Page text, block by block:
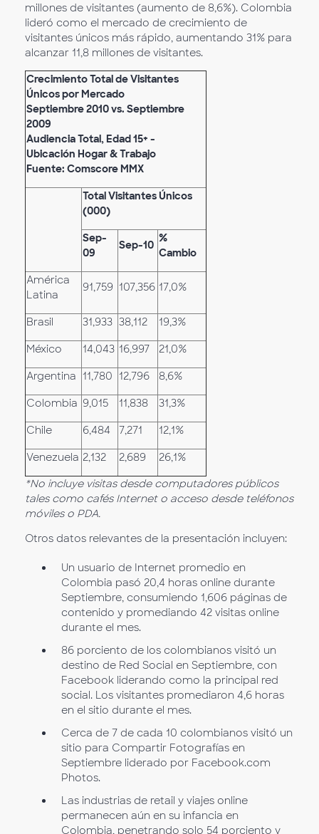
millones de visitantes (aumento de 8,6%). Colombia
lideró como el mercado de crecimiento de
visitantes únicos más rápido, aumentando 31% para
alcanzar 11,8 millones de visitantes.
Crecimiento Total de Visitantes
Únicos por Mercado
Septiembre 2010 vs. Septiembre
2009
Audiencia Total, Edad 15+ -
Ubicación Hogar & Trabajo
Fuente: Comscore MMX
Total Visitantes Únicos
(000)
Sep-
09
Sep-10
%
Cambio
América
Latina
91,759 107,356 17,0%
Brasil 31,933 38,112 19,3%
México 14,043 16,997 21,0%
Argentina 11,780 12,796 8,6%
Colombia 9,015 11,838 31,3%
Chile 6,484 7,271 12,1%
Venezuela 2,132 2,689 26,1%
*No incluye visitas desde computadores públicos
tales como cafés Internet o acceso desde teléfonos
móviles o PDA.
Otros datos relevantes de la presentación incluyen:
Un usuario de Internet promedio en
Colombia pasó 20,4 horas online durante
Septiembre, consumiendo 1,606 páginas de
contenido y promediando 42 visitas online
durante el mes.
86 porciento de los colombianos visitó un
destino de Red Social en Septiembre, con
Facebook liderando como la principal red
social. Los visitantes promediaron 4,6 horas
en el sitio durante el mes.
Cerca de 7 de cada 10 colombianos visitó un
sitio para Compartir Fotografías en
Septiembre liderado por Facebook.com
Photos.
Las industrias de retail y viajes online
permanecen aún en su infancia en
Colombia, penetrando solo 54 porciento y